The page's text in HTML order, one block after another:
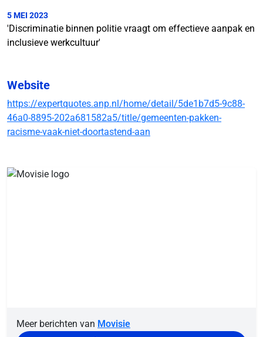
5 MEI 2023
'Discriminatie binnen politie vraagt om effectieve aanpak en
inclusieve werkcultuur'
Website
https://expertquotes.anp.nl/home/detail/5de1b7d5-9c88-
46a0-8895-202a681582a5/title/gemeenten-pakken-
racisme-vaak-niet-doortastend-aan
Meer berichten van Movisie